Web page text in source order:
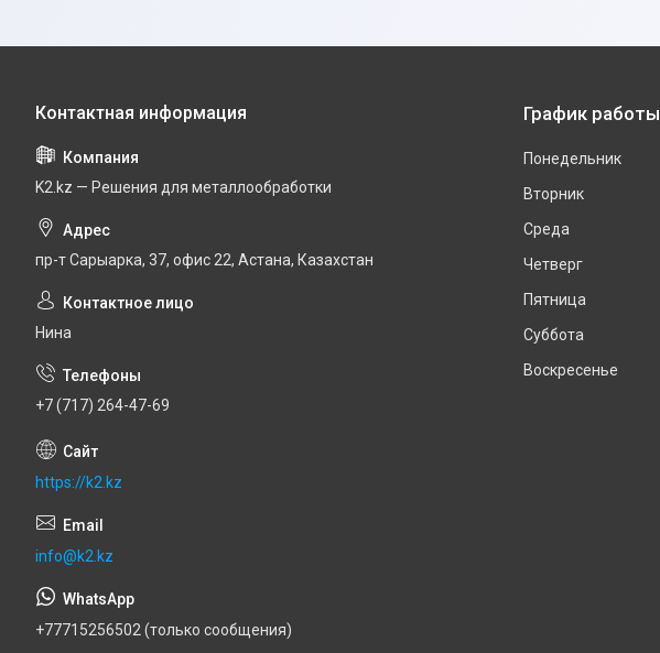
K2.kz — Решения для металлообработки
пр-т Сарыарка, 37, офис 22, Астана, Казахстан
Нина
+7 (717) 264-47-69
https://k2.kz
info@k2.kz
+77715256502 (только сообщения)
График работы
Понедельник
Вторник
Среда
Четверг
Пятница
Суббота
Воскресенье